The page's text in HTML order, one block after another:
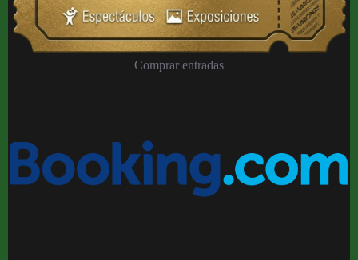
Comprar entradas